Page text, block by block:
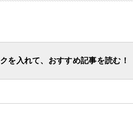
を入れて、おすすめ記事を読む！